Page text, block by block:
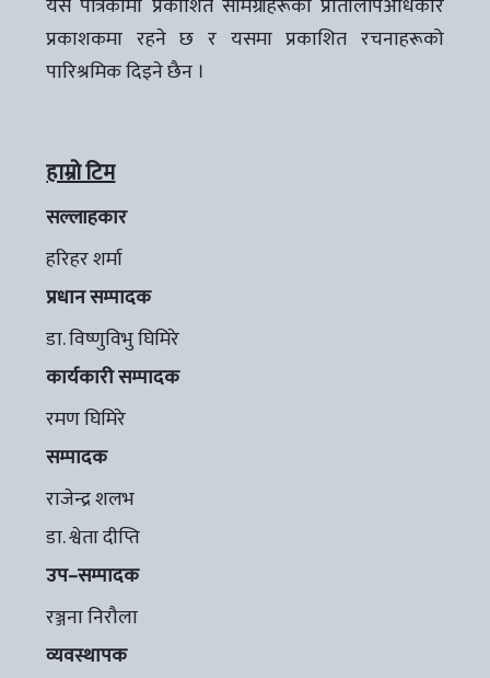
यस पत्रिकामा प्रकाशित सामग्रीहरूको प्रतिलिपिअधिकार
प्रकाशकमा रहने छ र यसमा प्रकाशित रचनाहरूको
पारिश्रमिक दिइने छैन ।
हाम्रो टिम
सल्लाहकार
हरिहर शर्मा
प्रधान सम्पादक
डा. विष्णुविभु घिमिरे
कार्यकारी सम्पादक
रमण घिमिरे
सम्पादक
राजेन्द्र शलभ
डा. श्वेता दीप्ति
उप–सम्पादक
रञ्जना निरौला
व्यवस्थापक